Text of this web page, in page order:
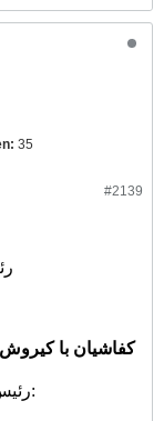
35
#2139
کفاشیان با
رئیس سازمان امور مالیاتی گفت: